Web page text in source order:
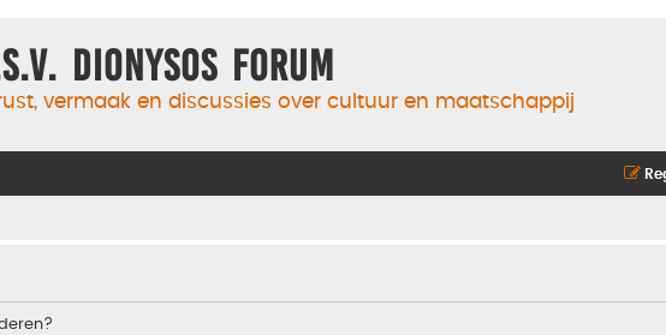
Dionysos Forum
vermaak en discussies over cultuur en maatschappij